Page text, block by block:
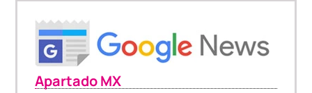
Apartado MX